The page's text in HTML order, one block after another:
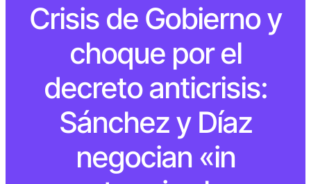
Crisis de Gobierno y
choque por el
decreto anticrisis:
Sánchez y Díaz
negocian «in